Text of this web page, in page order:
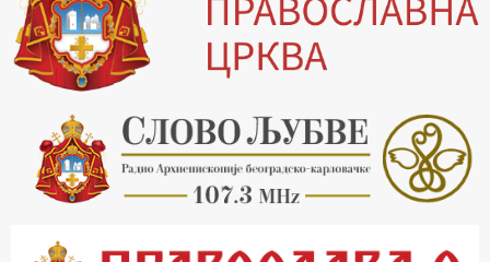
16.30 Хроника Архиепископије
17.03 Фолклор магазин
17.30 Тврђаве Дунава
18.03 Кроз историју Београда
18.30 Врлинослов
19.40 Вечерње молитве
20.00 Вести из Цркве